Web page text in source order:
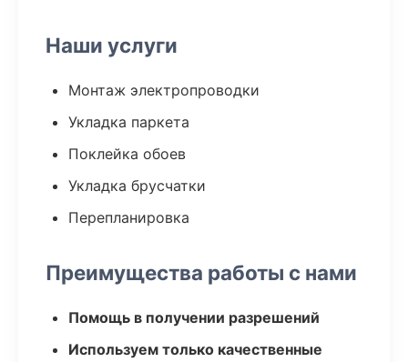
Наши услуги
Монтаж электропроводки
Укладка паркета
Поклейка обоев
Укладка брусчатки
Перепланировка
Преимущества работы с нами
Помощь в получении разрешений
Используем только качественные